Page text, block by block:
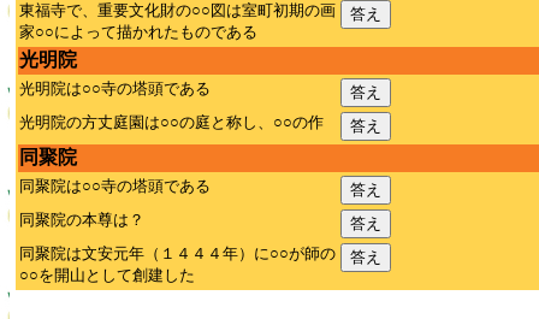
東福寺で、重要文化財の○○図は室町初期の画
家○○によって描かれたものである
答え
光明院
光明院は○○寺の塔頭である
答え
光明院の方丈庭園は○○の庭と称し、○○の作
答え
同聚院
同聚院は○○寺の塔頭である
答え
同聚院の本尊は？
答え
同聚院は文安元年（１４４４年）に○○が師の
○○を開山として創建した
答え